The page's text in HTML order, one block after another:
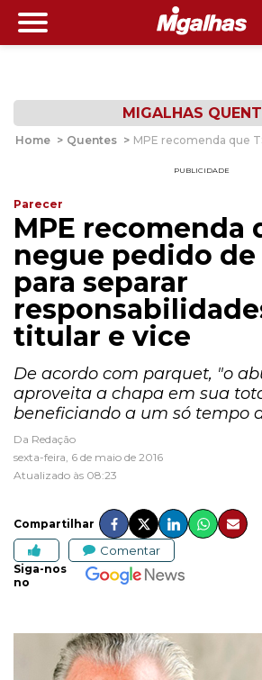
MIGALHAS
Home > Quentes > MPE recomenda que
PUBLICIDADE
Parecer
MPE recomenda
negue pedido de
para separar
titular e vice
De acordo com parquet, "o
aproveita a chapa em sua
beneficiando a um só tempo
Da Redação
sexta-feira, 6 de maio de 2016
Atualizado às 08:23
Compartilhar
Comentar
Siga-nos
no